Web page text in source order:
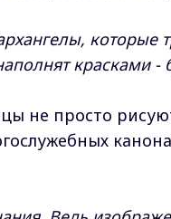
которые
красками -
не просто